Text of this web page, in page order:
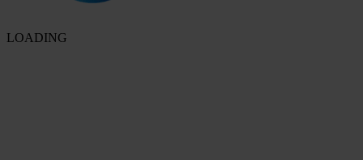
LOADING